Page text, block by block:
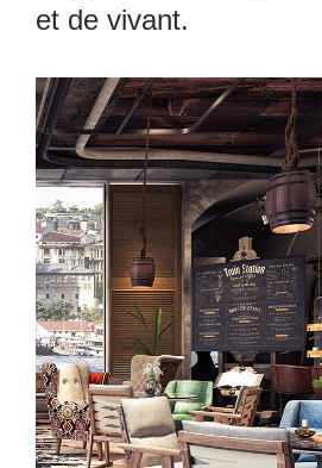
et de vivant.